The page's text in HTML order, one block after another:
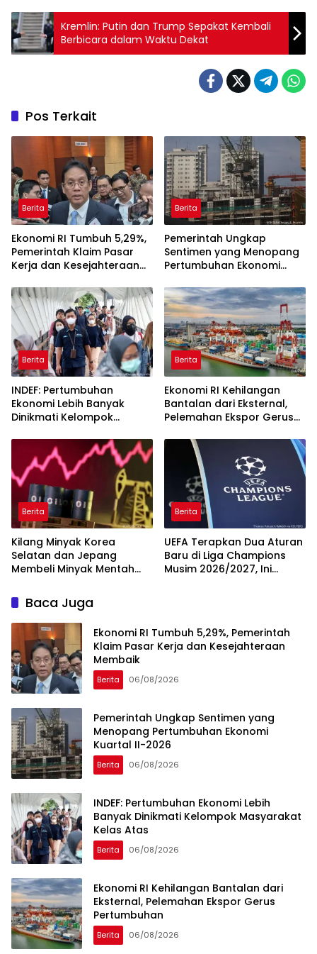
Kremlin: Putin dan Trump Sepakat Kembali
Berbicara dalam Waktu Dekat
Pos Terkait
Berita
Ekonomi RI Tumbuh 5,29%,
Pemerintah Klaim Pasar
Kerja dan Kesejahteraan
Berita
Pemerintah Ungkap
Sentimen yang Menopang
Pertumbuhan Ekonomi
Berita
INDEF: Pertumbuhan
Ekonomi Lebih Banyak
Dinikmati Kelompok
Berita
Ekonomi RI Kehilangan
Bantalan dari Eksternal,
Pelemahan Ekspor Gerus
Berita
Kilang Minyak Korea
Selatan dan Jepang
Membeli Minyak Mentah
Berita
UEFA Terapkan Dua Aturan
Baru di Liga Champions
Musim 2026/2027, Ini
Baca Juga
Ekonomi RI Tumbuh 5,29%, Pemerintah
Klaim Pasar Kerja dan Kesejahteraan
Membaik
Berita 06/08/2026
Pemerintah Ungkap Sentimen yang
Menopang Pertumbuhan Ekonomi
Kuartal II-2026
Berita 06/08/2026
INDEF: Pertumbuhan Ekonomi Lebih
Banyak Dinikmati Kelompok Masyarakat
Kelas Atas
Berita 06/08/2026
Ekonomi RI Kehilangan Bantalan dari
Eksternal, Pelemahan Ekspor Gerus
Pertumbuhan
Berita 06/08/2026